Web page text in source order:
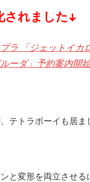
されました↓
ラ 「ジェットイカ
ルーダ」予約案内開
テトラボーイも居ま
と変形を両立させる